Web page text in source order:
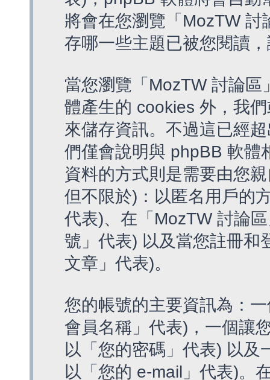
將會在您瀏覽「MozTW
存哪一些主題已被您閱讀
當您瀏覽「MozTW 討論
體產生的 cookies 外，我
來儲存資訊。不過這已經
們僅會說明與 phpBB 軟體
資料的方式則是需要由您
但不限於)：以匿名用戶的
代表)、在「MozTW 討論
號」代表) 以及當您註冊和
文章」代表)。
您的帳號的主要資訊為：
會員名稱」代表)，一個讓
以「您的密碼」代表) 以及
以「您的 e-mail」代表)。